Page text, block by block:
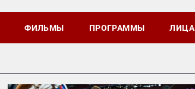
ФИЛЬМЫ ПРОГРАММЫ ЛИЦА